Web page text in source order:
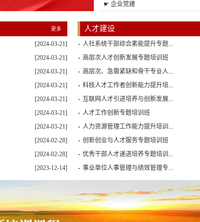
☛ 企业党建
更多
[2024-03-21]
[2024-03-21]
[2024-03-21]
[2024-03-21]
[2024-03-21]
[2024-03-21]
[2024-03-21]
[2024-02-28]
[2024-02-28]
[2023-12-14]
人才建设
人社系统干部综合素能提升专题...
高层次人才创新发展专题培训班
高层次、急需紧缺和骨干专业人...
科技人才工作者创新能力提升培...
互联网人才引进培养与创新发展...
人才工作创新专题培训班
人力资源管理工作能力提升培训...
创新创业与人才服务专题培训班
优秀干部人才递进培养专题培训...
事业单位人事管理与绩效管理专...